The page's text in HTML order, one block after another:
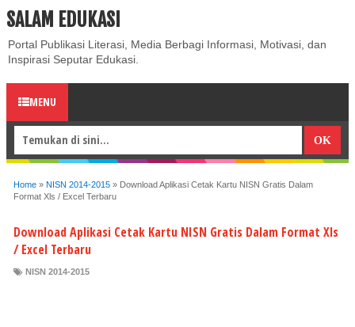
ABOUT CONTACT US
SALAM EDUKASI
Portal Publikasi Literasi, Media Berbagi Informasi, Motivasi, dan
Inspirasi Seputar Edukasi.
MENU
Home » NISN 2014-2015 » Download Aplikasi Cetak Kartu NISN Gratis Dalam
Format Xls / Excel Terbaru
Download Aplikasi Cetak Kartu NISN Gratis Dalam Format Xls
/ Excel Terbaru
NISN 2014-2015